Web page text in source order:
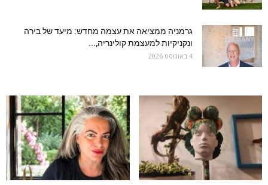
גרמניה ממציאה את עצמה מחדש: מיעד של בירה
ונקניקיות למעצמת קולינריה,...
4 באוגוסט 2026